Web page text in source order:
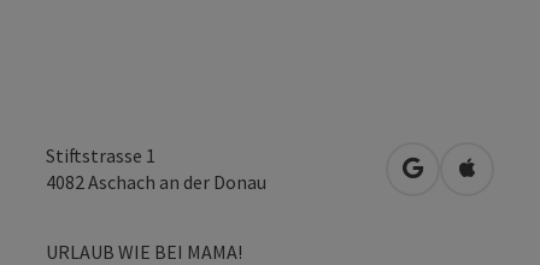
Stiftstrasse 1
4082 Aschach an der Donau in Google
in
URLAUB WIE BEI MAMA!